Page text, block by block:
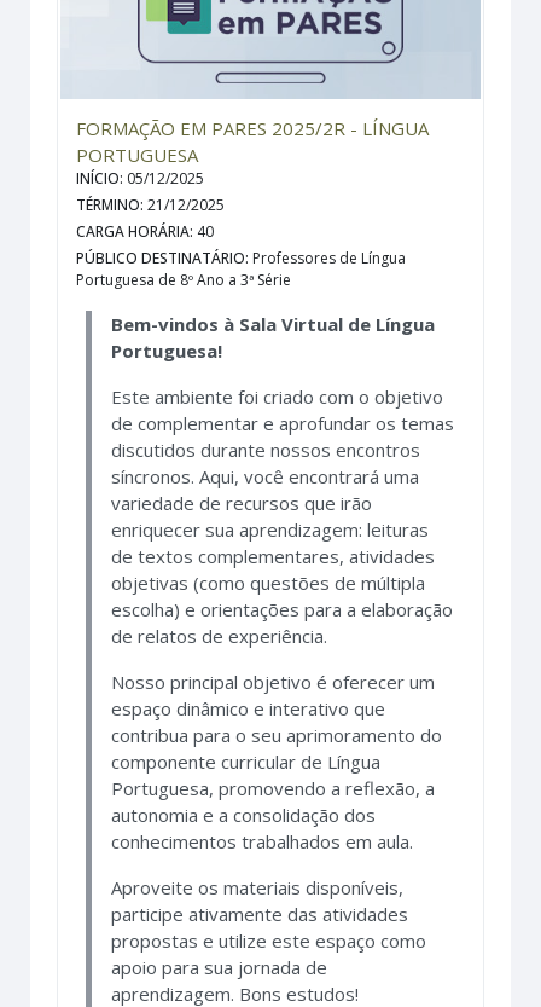
FORMAÇÃO EM PARES 2025/2R - LÍNGUA
PORTUGUESA
INÍCIO: 05/12/2025
TÉRMINO:21/12/2025
CARGA HORÁRIA: 40
PÚBLICO DESTINATÁRIO: Professores de Língua
Portuguesa de 8º Ano a 3ª Série
Bem-vindos à Sala Virtual de Língua
Portuguesa!
Este ambiente foi criado com o objetivo
de complementar e aprofundar os temas
discutidos durante nossos encontros
síncronos. Aqui, você encontrará uma
variedade de recursos que irão
enriquecer sua aprendizagem: leituras
de textos complementares, atividades
objetivas (como questões de múltipla
escolha) e orientações para a elaboração
de relatos de experiência.
Nosso principal objetivo é oferecer um
espaço dinâmico e interativo que
contribua para o seu aprimoramento do
componente curricular de Língua
Portuguesa, promovendo a reflexão, a
autonomia e a consolidação dos
conhecimentos trabalhados em aula.
Aproveite os materiais disponíveis,
participe ativamente das atividades
propostas e utilize este espaço como
apoio para sua jornada de
aprendizagem. Bons estudos!